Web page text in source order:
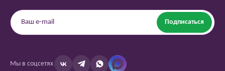
Подписаться
Мы в соцсетях